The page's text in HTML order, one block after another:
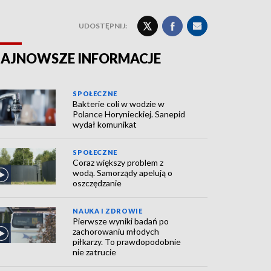
UDOSTĘPNIJ:
INFORMACJE
SPOŁECZNE
Bakterie coli w wodzie w
Polance Horynieckiej. Sanepid
wydał komunikat
SPOŁECZNE
Coraz większy problem z
wodą. Samorządy apelują o
oszczędzanie
NAUKA I ZDROWIE
Pierwsze wyniki badań po
zachorowaniu młodych
piłkarzy. To prawdopodobnie
nie zatrucie